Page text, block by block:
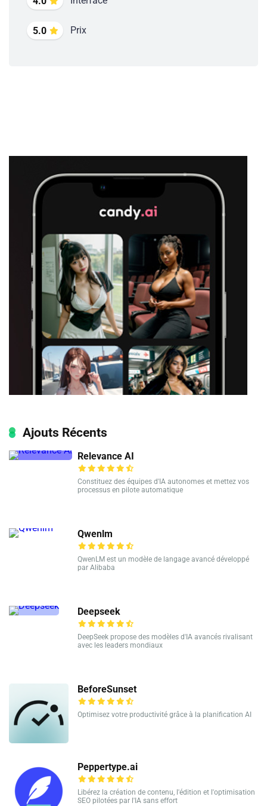
5.0 Prix
Ajouts Récents
Relevance AI
Constituez des équipes d'IA autonomes et mettez vos
processus en pilote automatique
Qwenlm
QwenLM est un modèle de langage avancé développé
par Alibaba
Deepseek
DeepSeek propose des modèles d'IA avancés rivalisant
avec les leaders mondiaux
BeforeSunset
Optimisez votre productivité grâce à la planification AI
Peppertype.ai
Libérez la création de contenu, l'édition et l'optimisation
SEO pilotées par l'IA sans effort